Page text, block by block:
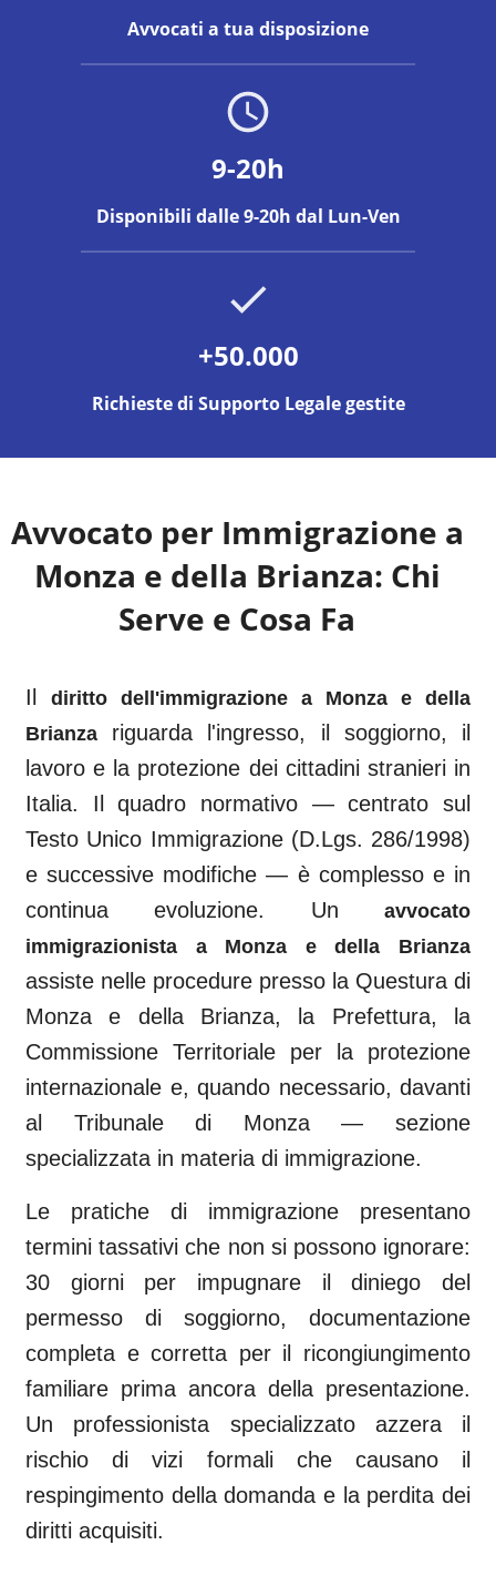
Avvocati a tua disposizione
9-20h
Disponibili dalle 9-20h dal Lun-Ven
+50.000
Richieste di Supporto Legale gestite
Avvocato per Immigrazione a
Monza e della Brianza: Chi
Serve e Cosa Fa
Il diritto dell'immigrazione a Monza e della
Brianza
riguarda l'ingresso, il soggiorno, il
lavoro e la protezione dei cittadini stranieri in
Italia. Il quadro normativo — centrato sul
Testo Unico Immigrazione (D.Lgs. 286/1998)
e successive modifiche — è complesso e in
continua evoluzione. Un
avvocato
immigrazionista a Monza e della Brianza
assiste nelle procedure presso la Questura di
Monza e della Brianza, la Prefettura, la
Commissione Territoriale per la protezione
internazionale e, quando necessario, davanti
al Tribunale di Monza— sezione
specializzata in materia di immigrazione.
Le pratiche di immigrazione presentano
termini tassativi che non si possono ignorare:
30 giorni per impugnare il diniego del
permesso di soggiorno, documentazione
completa e corretta per il ricongiungimento
familiare prima ancora della presentazione.
Un professionista specializzato azzera il
rischio di vizi formali che causano il
respingimento della domanda e la perdita dei
diritti acquisiti.